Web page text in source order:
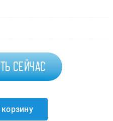
сейчас
корзину